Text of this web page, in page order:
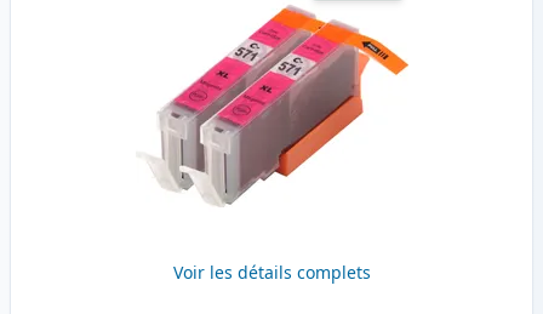
Voir les détails complets